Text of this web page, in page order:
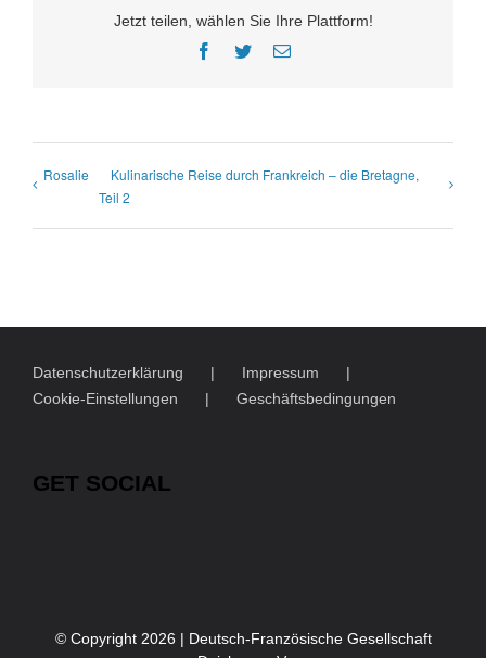
Jetzt teilen, wählen Sie Ihre Plattform!
Facebook
TwitterE-
Rosalie
Kulinarische Reise durch Frankreich – die Bretagne,
Teil 2
Datenschutzerklärung
Impressum
Cookie-Einstellungen
Geschäftsbedingungen
GET SOCIAL
© Copyright 2026 | Deutsch-Französische Gesellschaft